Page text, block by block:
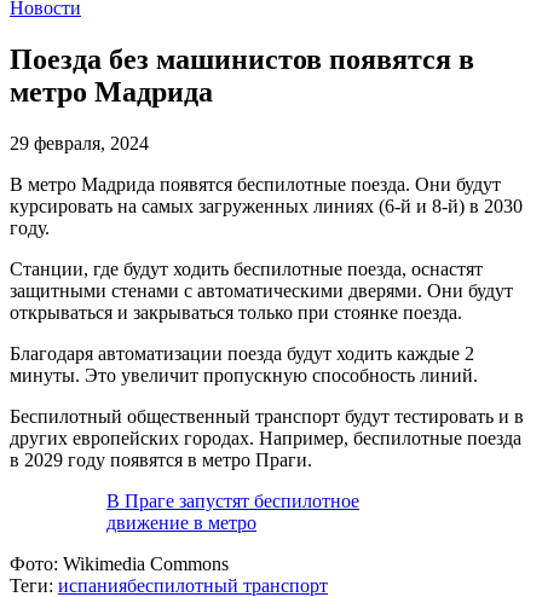
Новости
Поезда без машинистов появятся в
метро Мадрида
29 февраля, 2024
В метро Мадрида появятся беспилотные поезда. Они будут
курсировать на самых загруженных линиях (6-й и 8-й) в 2030
году.
Станции, где будут ходить беспилотные поезда, оснастят
защитными стенами с автоматическими дверями. Они будут
открываться и закрываться только при стоянке поезда.
Благодаря автоматизации поезда будут ходить каждые 2
минуты. Это увеличит пропускную способность линий.
Беспилотный общественный транспорт будут тестировать и в
других европейских городах. Например, беспилотные поезда
в 2029 году появятся в метро Праги.
В Праге запустят беспилотное
движение в метро
Фото: Wikimedia Commons
Теги: испаниябеспилотный транспорт